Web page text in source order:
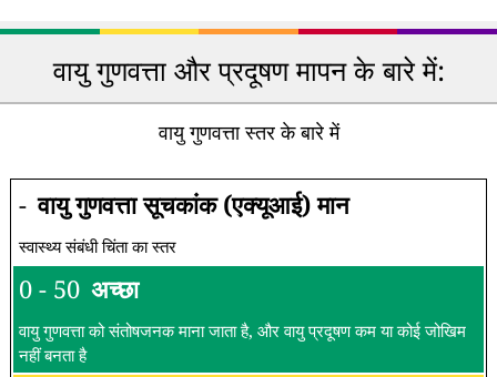
वायु गुणवत्ता और प्रदूषण मापन के बारे में:
वायु गुणवत्ता स्तर के बारे में
- वायु गुणवत्ता सूचकांक (एक्यूआई) मान
स्वास्थ्य संबंधी चिंता का स्तर
0 - 50 अच्छा
वायु गुणवत्ता को संतोषजनक माना जाता है, और वायु प्रदूषण कम या कोई जोखिम
नहीं बनता है